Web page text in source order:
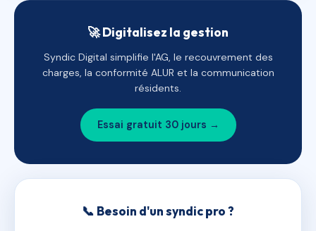
🚀 Digitalisez la gestion
Syndic Digital simplifie l'AG, le recouvrement des
charges, la conformité ALUR et la communication
résidents.
Essai gratuit 30 jours →
📞 Besoin d'un syndic pro ?